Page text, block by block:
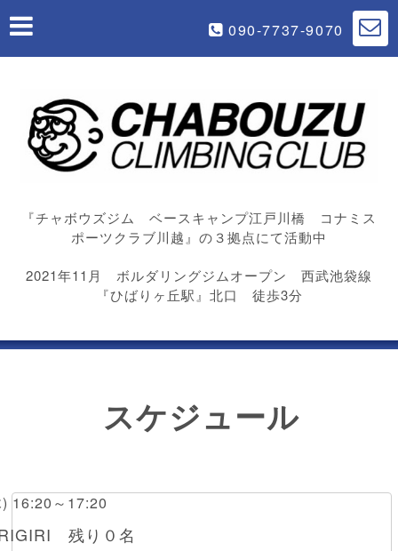
090-7737-9070
『チャボウズジム ベースキャンプ江戸川橋 コナミス
ポーツクラブ川越』の３拠点にて活動中
2021年11月 ボルダリングジムオープン 西武池袋線
『ひばりヶ丘駅』北口 徒歩3分
スケジュール
16:20～17:20
残り０名